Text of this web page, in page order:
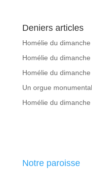
Deniers articles
Homélie du
Homélie du
Homélie du
Un orgue
Homélie du
Notre paroisse